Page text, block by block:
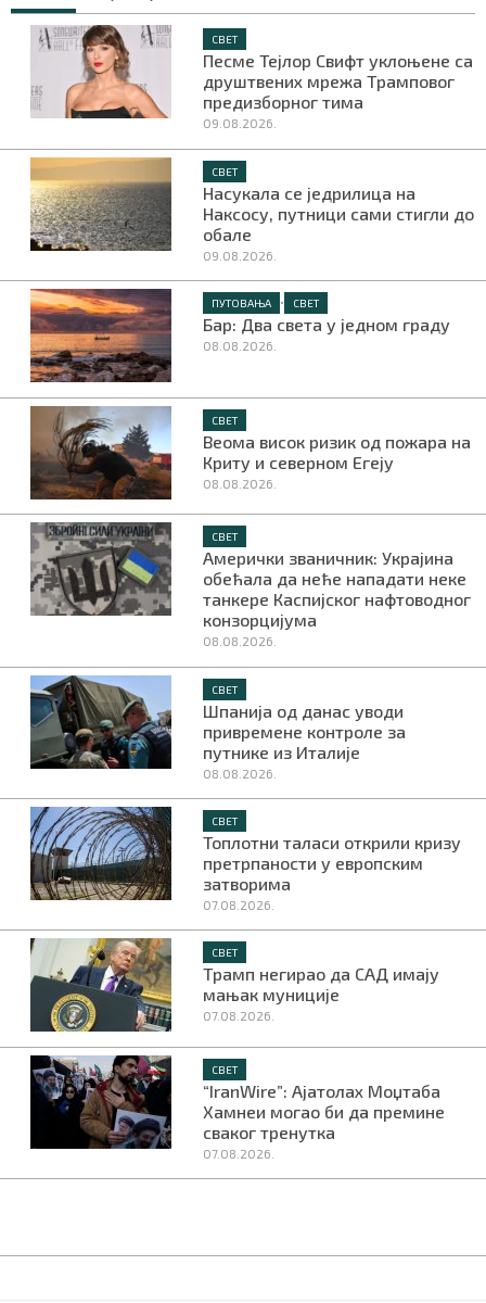
СВЕТ
Песме Тејлор Свифт уклоњене са
друштвених мрежа Трамповог
предизборног тима
09.08.2026.
СВЕТ
Насукала се једрилица на
Наксосу, путници сами стигли до
обале
09.08.2026.
ПУТОВАЊА • СВЕТ
Бар: Два света у једном граду
08.08.2026.
СВЕТ
Веома висок ризик од пожара на
Криту и северном Егеју
08.08.2026.
СВЕТ
Амерички званичник: Украјина
обећала да неће нападати неке
танкере Каспијског нафтоводног
конзорцијума
08.08.2026.
СВЕТ
Шпанија од данас уводи
привремене контроле за
путнике из Италије
08.08.2026.
СВЕТ
Топлотни таласи открили кризу
претрпаности у европским
затворима
07.08.2026.
СВЕТ
Трамп негирао да САД имају
мањак муниције
07.08.2026.
СВЕТ
“IranWire”: Ајатолах Моџтаба
Хамнеи могао би да премине
сваког тренутка
07.08.2026.